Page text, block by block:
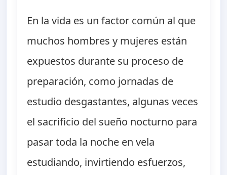
En la vida es un factor común al que
muchos hombres y mujeres están
expuestos durante su proceso de
preparación, como jornadas de
estudio desgastantes, algunas veces
el sacrificio del sueño nocturno para
pasar toda la noche en vela
estudiando, invirtiendo esfuerzos,